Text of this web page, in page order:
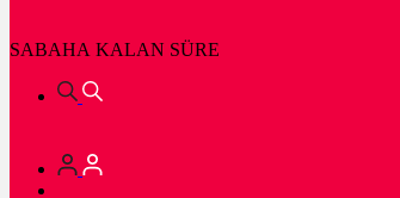
SABAHA KALAN SÜRE